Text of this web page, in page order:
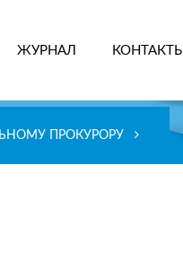
ЖУРНАЛ КОНТАКТЫ
ПРОКУРОРУ